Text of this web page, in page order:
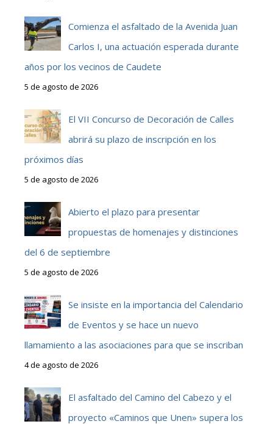
Comienza el asfaltado de la Avenida Juan
Carlos I, una actuación esperada durante
años por los vecinos de Caudete
5 de agosto de 2026
El VII Concurso de Decoración de Calles
abrirá su plazo de inscripción en los
próximos días
5 de agosto de 2026
Abierto el plazo para presentar
propuestas de homenajes y distinciones
del 6 de septiembre
5 de agosto de 2026
Se insiste en la importancia del Calendario
de Eventos y se hace un nuevo
llamamiento a las asociaciones para que se inscriban
4 de agosto de 2026
El asfaltado del Camino del Cabezo y el
proyecto «Caminos que Unen» supera los